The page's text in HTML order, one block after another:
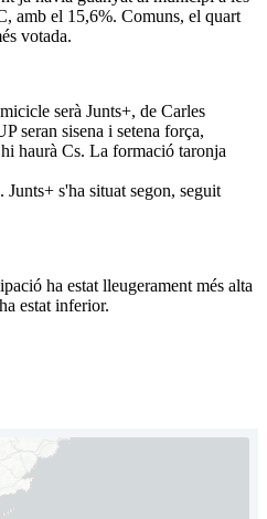
amb el 15,6%. Comuns, el quart
votada.
serà Junts+, de Carles
seran sisena i setena força,
haurà Cs. La formació taronja
s'ha situat segon, seguit
ha estat lleugerament més alta
estat inferior.